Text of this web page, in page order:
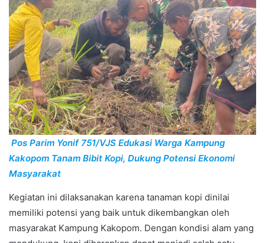
Pos Parim Yonif 751/VJS Edukasi Warga Kampung
Kakopom Tanam Bibit Kopi, Dukung Potensi Ekonomi
Masyarakat
Kegiatan ini dilaksanakan karena tanaman kopi dinilai
memiliki potensi yang baik untuk dikembangkan oleh
masyarakat Kampung Kakopom. Dengan kondisi alam yang